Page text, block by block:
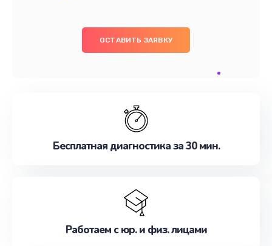
ОСТАВИТЬ ЗАЯВКУ
Бесплатная диагностика за 30 мин.
Работаем с юр. и физ. лицами